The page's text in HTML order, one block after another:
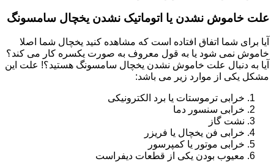
علت خاموش نشدن یا اتوماتیک نشدن یخچال سامسونگ
آیا برای شما اتفاق افتاده است که مشاهده کنید یخچال شما اصلا
خاموش نمی شود یا به قول معروف به صورت یکسره کار می کند؟
آیا به دنبال علت خاموش نشدن یخچال سامسونگ هستید؟! علت این
مشکل یکی از موارد زیر می باشد:
خرابی ترموستات یا برد الکترونیکی
خرابی سنسور دما
نشت گاز
خرابی فن یخچال یا فریزر
خرابی موتور یا کمپرسور
معیوب بودن یکی از قطعات دیفراست